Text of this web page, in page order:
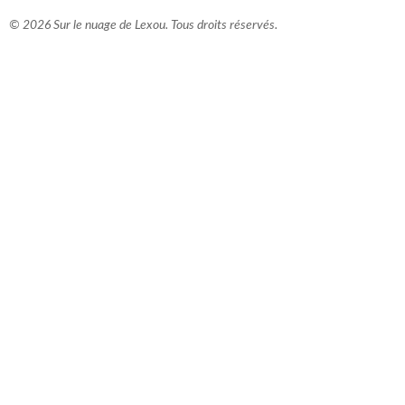
© 2026 Sur le nuage de Lexou. Tous droits réservés.